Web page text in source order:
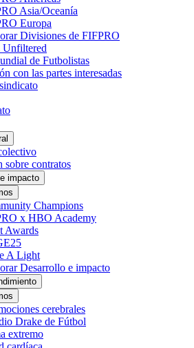
Asia/Oceanía
Europa
Divisiones de FIFPRO
Unfiltered
de Futbolistas
con las partes interesadas
sobre contratos
impacto
Champions
x HBO Academy
Awards
A Light
Desarrollo e impacto
cerebrales
Drake de Fútbol
extremo